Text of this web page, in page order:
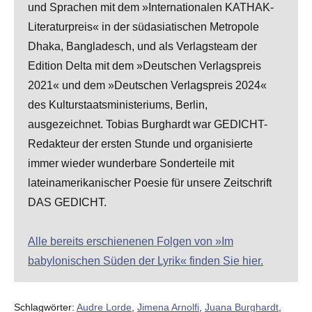
und Sprachen mit dem »Internationalen KATHAK-
Literaturpreis« in der südasiatischen Metropole
Dhaka, Bangladesch, und als Verlagsteam der
Edition Delta mit dem »Deutschen Verlagspreis
2021« und dem »Deutschen Verlagspreis 2024«
des Kulturstaatsministeriums, Berlin,
ausgezeichnet. Tobias Burghardt war GEDICHT-
Redakteur der ersten Stunde und organisierte
immer wieder wunderbare Sonderteile mit
lateinamerikanischer Poesie für unsere Zeitschrift
DAS GEDICHT.
Alle bereits erschienenen Folgen von »Im
babylonischen Süden der Lyrik« finden Sie hier.
Schlagwörter: Audre Lorde Jimena Arnolfi Juana Burghardt